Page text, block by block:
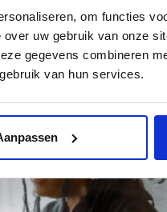
om functies
uw gebruik van onze
gegevens combineren
van hun services.